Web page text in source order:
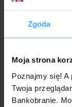
Zgoda
Moja strona
Poznajmy się!
Twoja
Bankobranie.
regulamin
Kredytowej
tabela opłat
Mr. Złotówa o